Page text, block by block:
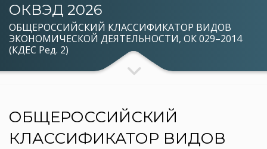
ОКВЭД 2026
ОБЩЕРОССИЙСКИЙ КЛАССИФИКАТОР ВИДОВ
ЭКОНОМИЧЕСКОЙ ДЕЯТЕЛЬНОСТИ, ОК 029–2014
(КДЕС Ред. 2)
ОБЩЕРОССИЙСКИЙ
КЛАССИФИКАТОР ВИДОВ